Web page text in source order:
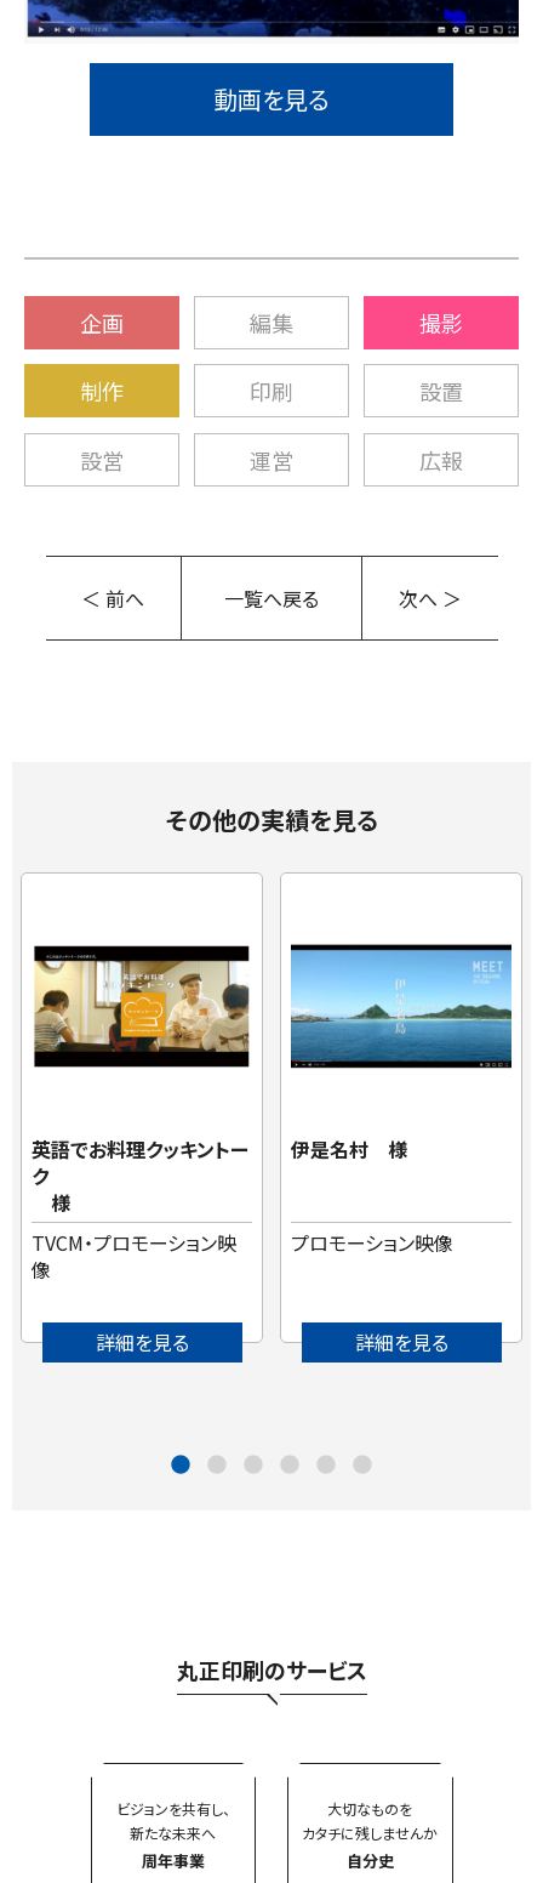
動画を見る
企画 編集 撮影
制作 印刷 設置
設営 運営 広報
＜ 前へ 一覧へ戻る 次へ ＞
その他の実績を見る
英語でお料理クッキントー
ク
様
TVCM・プロモーション映
像
詳細を見る
伊是名村 様
プロモーション映像
詳細を見る
丸正印刷のサービス
ビジョンを共有し、
新たな未来へ
周年事業
大切なものを
カタチに残しませんか
自分史